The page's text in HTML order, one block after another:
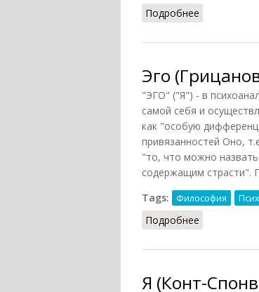
Подробнее
Эго
"ЭГО" ("Я") - в
самой себя и
как "особую
привязанностей Оно,
"то, что можно
содержащим страсти".
Tags:
Философия
Подробнее
Я (Конт-